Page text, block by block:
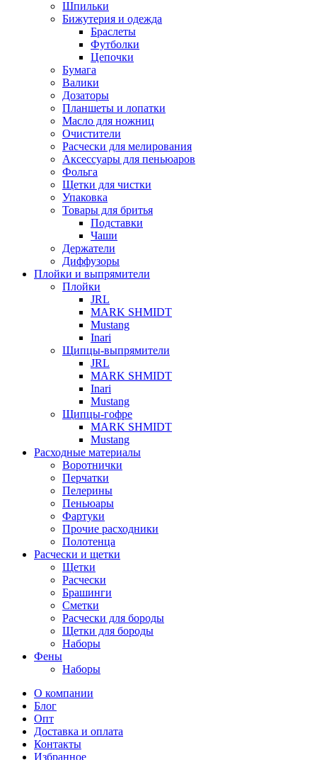
Шпильки
Бижутерия и одежда
Браслеты
Футболки
Цепочки
Бумага
Валики
Дозаторы
Планшеты и лопатки
Масло для ножниц
Очистители
Расчески для мелирования
Аксессуары для пеньюаров
Фольга
Щетки для чистки
Упаковка
Товары для бритья
Подставки
Чаши
Держатели
Диффузоры
Плойки и выпрямители
Плойки
JRL
MARK SHMIDT
Mustang
Inari
Щипцы-выпрямители
JRL
MARK SHMIDT
Inari
Mustang
Щипцы-гофре
MARK SHMIDT
Mustang
Расходные материалы
Воротнички
Перчатки
Пелерины
Пеньюары
Фартуки
Прочие расходники
Полотенца
Расчески и щетки
Щетки
Расчески
Брашинги
Сметки
Расчески для бороды
Щетки для бороды
Наборы
Фены
Наборы
О компании
Блог
Опт
Доставка и оплата
Контакты
Избранное